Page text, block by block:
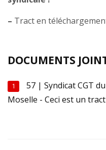
– Tract en
DOCUMENTS
1
57 | Syndicat CGT
Moselle - Ceci est un